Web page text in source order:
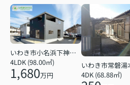
いわき市小名浜下神白字館ノ腰
4LDK (98.00㎡)
1,680万円
4DK (68.88㎡)